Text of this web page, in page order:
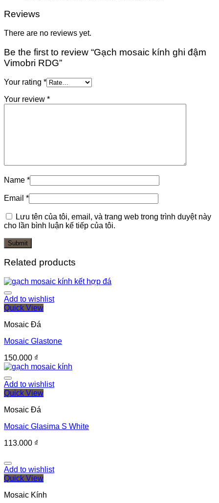
Reviews
There are no reviews yet.
Be the first to review “Gạch mosaic kính ghi đậm
Vimobri RDG”
Your rating *
Your review *
Name *
Email *
Lưu tên của tôi, email, và trang web trong trình duyệt này
cho lần bình luận kế tiếp của tôi.
Related products
Add to wishlist
Quick View
Mosaic Đá
Mosaic Glastone
150.000 ₫
Add to wishlist
Quick View
Mosaic Đá
Mosaic Glasima S White
113.000 ₫
Add to wishlist
Quick View
Mosaic Kính